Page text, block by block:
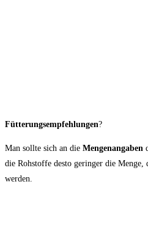
Fütterungsempfehlungen?
Man sollte sich an die Mengenangaben
die Rohstoffe desto geringer die
werden.